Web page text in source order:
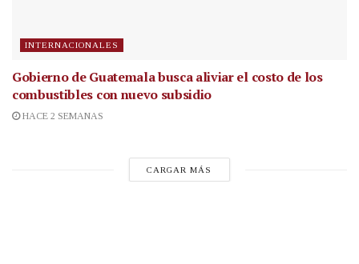
INTERNACIONALES
Gobierno de Guatemala busca aliviar el costo de los
combustibles con nuevo subsidio
HACE 2 SEMANAS
CARGAR MÁS